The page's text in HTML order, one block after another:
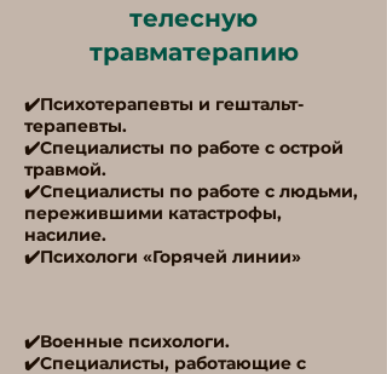
телесную
травматерапию
✔️Психотерапевты и гештальт-
терапевты.
✔️Специалисты по работе с острой
травмой.
✔️Специалисты по работе с людьми,
пережившими катастрофы,
насилие.
✔️Психологи «Горячей линии»
✔️Военные психологи.
✔️Специалисты, работающие с